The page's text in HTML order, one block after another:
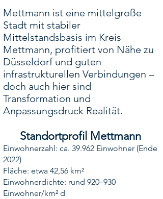
Mettmann ist eine mittelgroße
Stadt mit stabiler
Mittelstandsbasis im Kreis
Mettmann, profitiert von Nähe zu
Düsseldorf und guten
infrastrukturellen Verbindungen –
doch auch hier sind
Transformation und
Anpassungsdruck Realität.
Standortprofil Mettmann
Einwohnerzahl: ca. 39.962 Einwohner (Ende
2022)
Fläche: etwa 42,56 km²
Einwohnerdichte: rund 920–930
Einwohner/km² d